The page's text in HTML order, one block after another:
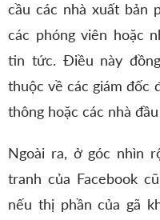
cầu các nhà xuất bản
các phóng viên hoặc
tin tức. Điều này
thuộc về các giám đốc
thông hoặc các nhà
Ngoài ra, ở góc nhìn
tranh của Facebook
nếu thị phần của gã